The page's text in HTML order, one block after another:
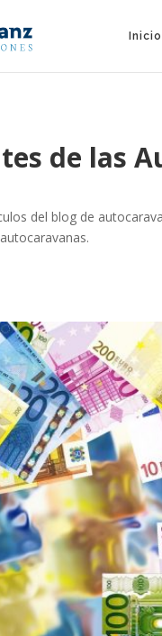
Inicio
de las
del blog de